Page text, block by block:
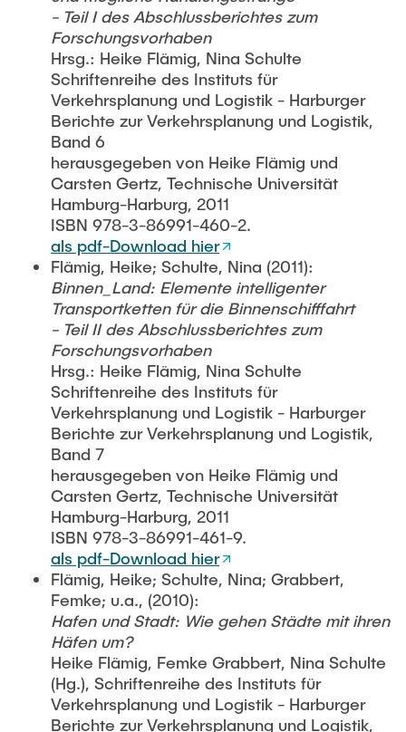
- Teil I des Abschlussberichtes zum
Forschungsvorhaben
Hrsg.: Heike Flämig, Nina Schulte
Schriftenreihe des Instituts für
Verkehrsplanung und Logistik - Harburger
Berichte zur Verkehrsplanung und Logistik,
Band 6
herausgegeben von Heike Flämig und
Carsten Gertz, Technische Universität
Hamburg-Harburg, 2011
ISBN 978-3-86991-460-2.
als pdf-Download hier
Flämig, Heike; Schulte, Nina (2011):
Binnen_Land: Elemente intelligenter
Transportketten für die Binnenschifffahrt
- Teil II des Abschlussberichtes zum
Forschungsvorhaben
Hrsg.: Heike Flämig, Nina Schulte
Schriftenreihe des Instituts für
Verkehrsplanung und Logistik - Harburger
Berichte zur Verkehrsplanung und Logistik,
Band 7
herausgegeben von Heike Flämig und
Carsten Gertz, Technische Universität
Hamburg-Harburg, 2011
ISBN 978-3-86991-461-9.
als pdf-Download hier
Flämig, Heike; Schulte, Nina; Grabbert,
Femke; u.a., (2010):
Hafen und Stadt: Wie gehen Städte mit ihren
Häfen um?
Heike Flämig, Femke Grabbert, Nina Schulte
(Hg.), Schriftenreihe des Instituts für
Verkehrsplanung und Logistik - Harburger
Berichte zur Verkehrsplanung und Logistik,